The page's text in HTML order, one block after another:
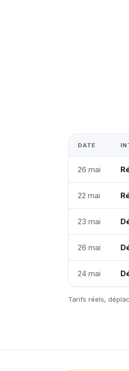
DATE
26 mai
22 mai
23 mai
26 mai
24 mai
Tarifs réels,